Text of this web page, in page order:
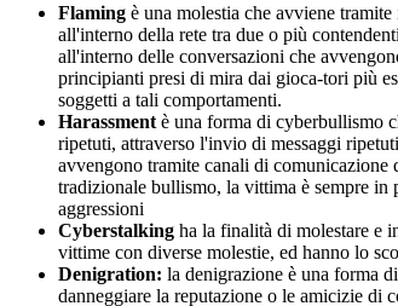
Flaming è una molestia che avviene
all'interno della rete tra due o più
all'interno delle conversazioni che
principianti presi di mira dai gioca-tori più
soggetti a tali comportamenti.
Harassment è una forma di cyberbullismo
ripetuti, attraverso l'invio di messaggi
avvengono tramite canali di comunicazione
tradizionale bullismo, la vittima è sempre in
aggressioni
Cyberstalking ha la finalità di molestare e
vittime con diverse molestie, ed hanno lo
Denigration: la denigrazione è una forma
danneggiare la reputazione o le amicizie